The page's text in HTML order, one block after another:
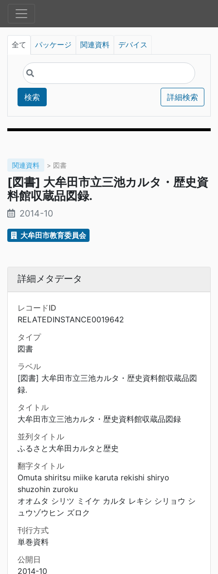
全て パッケージ 関連資料 デバイス
検索 詳細検索
関連資料 > 図書
[図書] 大牟田市立三池カルタ・歴史資
料館収蔵品図録.
2014-10
大牟田市教育委員会
詳細メタデータ
レコードID
RELATEDINSTANCE0019642
タイプ
図書
ラベル
[図書] 大牟田市立三池カルタ・歴史資料館収蔵品図
録.
タイトル
大牟田市立三池カルタ・歴史資料館収蔵品図録
並列タイトル
ふるさと大牟田カルタと歴史
翻字タイトル
Omuta shiritsu miike karuta rekishi shiryo
shuzohin zuroku
オオムタ シリツ ミイケ カルタ レキシ シリョウ シ
ュウゾウヒン ズロク
刊行方式
単巻資料
公開日
2014-10